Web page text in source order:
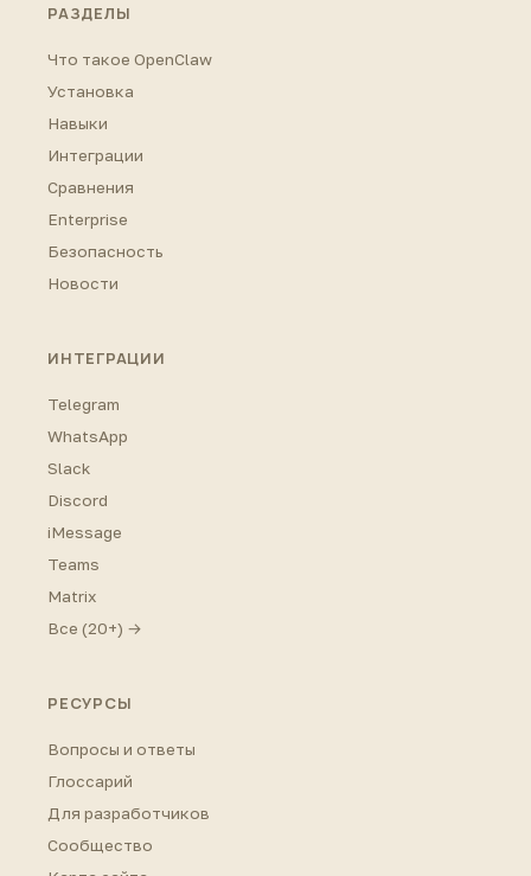
РАЗДЕЛЫ
Что такое OpenClaw
Установка
Навыки
Интеграции
Сравнения
Enterprise
Безопасность
Новости
ИНТЕГРАЦИИ
Telegram
WhatsApp
Slack
Discord
iMessage
Teams
Matrix
Все (20+) →
РЕСУРСЫ
Вопросы и ответы
Глоссарий
Для разработчиков
Сообщество